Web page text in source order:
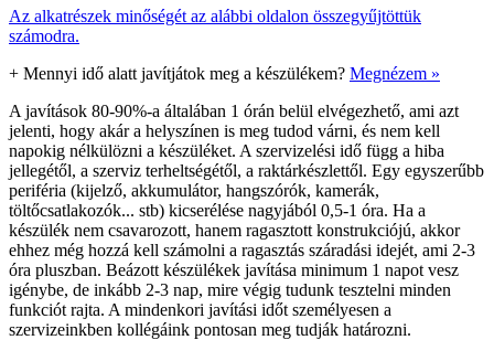
Az alkatrészek minőségét az alábbi oldalon összegyűjtöttük
számodra.
+ Mennyi idő alatt javítjátok meg a készülékem? Megnézem »
A javítások 80-90%-a általában 1 órán belül elvégezhető, ami azt
jelenti, hogy akár a helyszínen is meg tudod várni, és nem kell
napokig nélkülözni a készüléket. A szervizelési idő függ a hiba
jellegétől, a szerviz terheltségétől, a raktárkészlettől. Egy egyszerűbb
periféria (kijelző, akkumulátor, hangszórók, kamerák,
töltőcsatlakozók... stb) kicserélése nagyjából 0,5-1 óra. Ha a
készülék nem csavarozott, hanem ragasztott konstrukciójú, akkor
ehhez még hozzá kell számolni a ragasztás száradási idejét, ami 2-3
óra pluszban. Beázott készülékek javítása minimum 1 napot vesz
igénybe, de inkább 2-3 nap, mire végig tudunk tesztelni minden
funkciót rajta. A mindenkori javítási időt személyesen a
szervizeinkben kollégáink pontosan meg tudják határozni.